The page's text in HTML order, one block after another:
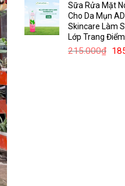
là:
Sữa Rửa Mặt
Cho Da Mụn
Skincare Làm
Lớp Trang Điểm
215.000₫ Giá